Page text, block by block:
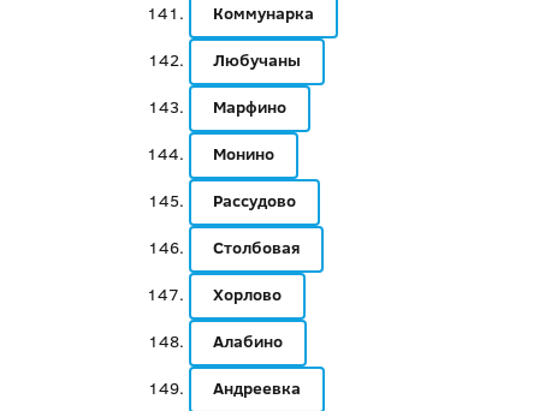
Коммунарка
Любучаны
Марфино
Монино
Рассудово
Столбовая
Хорлово
Алабино
Андреевка